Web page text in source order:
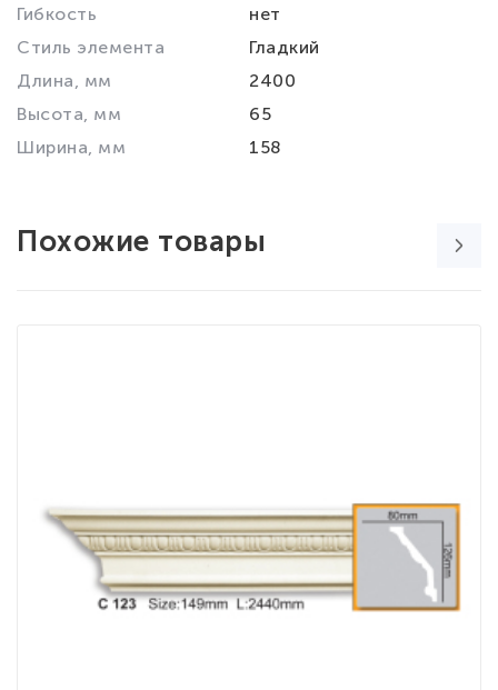
Гибкость
нет
Стиль элемента
Гладкий
Длина, мм
2400
Высота, мм
65
Ширина, мм
158
Похожие товары